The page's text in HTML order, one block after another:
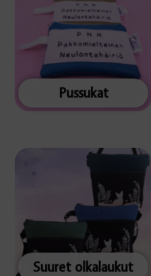
Pussukat
Suuret olkalaukut